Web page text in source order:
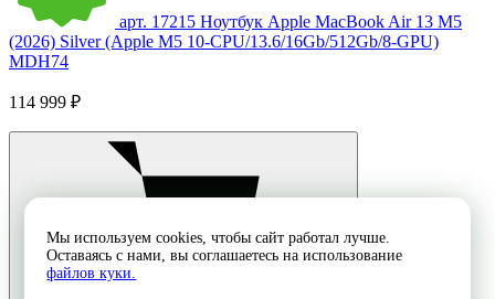
арт. 17215 Ноутбук Apple MacBook Air 13 M5
(2026) Silver (Apple M5 10-CPU/13.6/16Gb/512Gb/8-GPU)
MDH74
114 999 ₽
Мы используем cookies, чтобы сайт работал лучше.
Оставаясь с нами, вы соглашаетесь на использование
файлов куки.